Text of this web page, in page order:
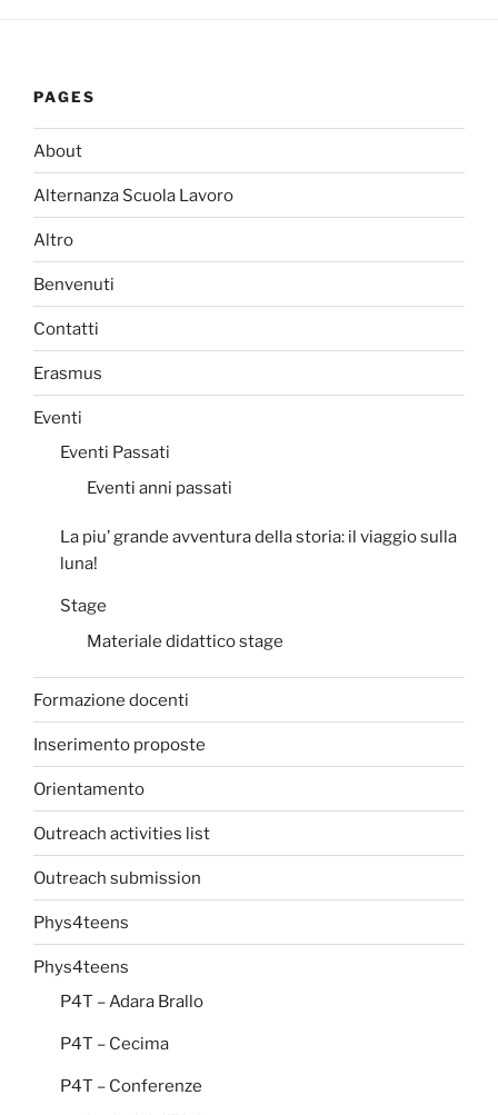
PAGES
About
Alternanza Scuola Lavoro
Altro
Benvenuti
Contatti
Erasmus
Eventi
Eventi Passati
Eventi anni passati
La piu’ grande avventura della storia: il viaggio sulla
luna!
Stage
Materiale didattico stage
Formazione docenti
Inserimento proposte
Orientamento
Outreach activities list
Outreach submission
Phys4teens
Phys4teens
P4T – Adara Brallo
P4T – Cecima
P4T – Conferenze